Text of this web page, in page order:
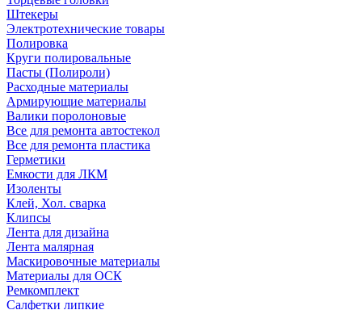
Штекеры
Электротехнические товары
Полировка
Круги полировальные
Пасты (Полироли)
Расходные материалы
Армирующие материалы
Валики поролоновые
Все для ремонта автостекол
Все для ремонта пластика
Герметики
Емкости для ЛКМ
Изоленты
Клей, Хол. сварка
Клипсы
Лента для дизайна
Лента малярная
Маскировочные материалы
Материалы для ОСК
Ремкомплект
Салфетки липкие